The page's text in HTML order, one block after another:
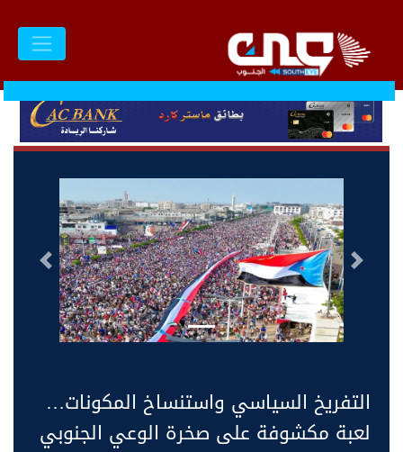
التالى السابق
التفريخ السياسي واستنساخ المكونات…
لعبة مكشوفة على صخرة الوعي الجنوبي